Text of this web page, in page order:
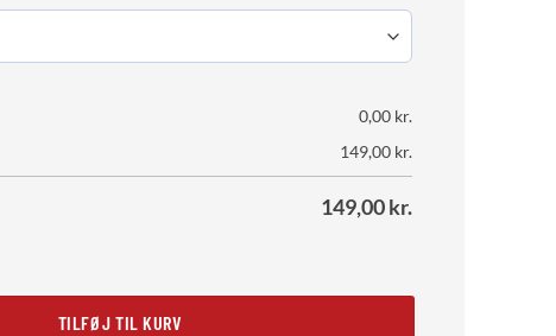
0,00 kr.
149,00 kr.
149,00kr.
TILFØJ TIL KURV